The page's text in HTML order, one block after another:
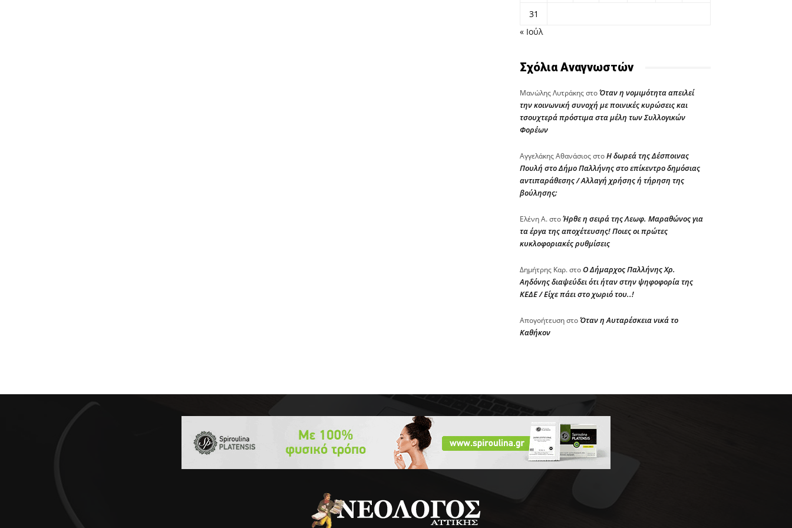
31
« Ιούλ
Σχόλια Αναγνωστών
Μανώλης ΛυτράκηςστοΌταν η νομιμότητα απειλεί
την κοινωνική συνοχή με ποινικές κυρώσεις και
τσουχτερά πρόστιμα στα μέλη των Συλλογικών
Φορέων
Αγγελάκης ΑθανάσιοςστοΗ δωρεά της Δέσποινας
Πουλή στο Δήμο Παλλήνης στο επίκεντρο δημόσιας
αντιπαράθεσης / Αλλαγή χρήσης ή τήρηση της
βούλησης;
Ελένη Α.στοΉρθε η σειρά της Λεωφ. Μαραθώνος για
τα έργα της αποχέτευσης! Ποιες οι πρώτες
κυκλοφοριακές ρυθμίσεις
Δημήτρης Καρ.στοΟ Δήμαρχος Παλλήνης Χρ.
Αηδόνης διαψεύδει ότι ήταν στην ψηφοφορία της
ΚΕΔΕ / Είχε πάει στο χωριό του..!
ΑπογοήτευσηστοΌταν η Αυταρέσκεια νικά το
Καθήκον